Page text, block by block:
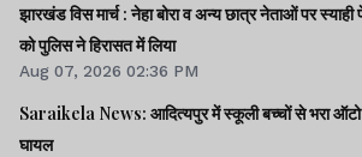
झारखंड विस मार्च : नेहा बोरा व अन्य छात्र नेताओं पर स्याही फेंकने वाले
को पुलिस ने हिरासत में लिया
Aug 07, 2026 02:36 PM
Saraikela News: आदित्यपुर में स्कूली बच्चों से भरा ऑटो
घायल